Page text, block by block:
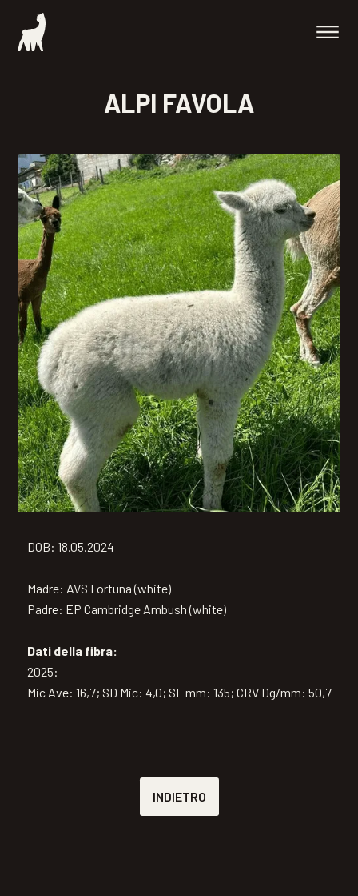
ALPI FAVOLA
DOB: 18.05.2024
Madre: AVS Fortuna (white)
Padre: EP Cambridge Ambush (white)
Dati della fibra:
2025:
Mic Ave: 16,7; SD Mic: 4,0; SL mm: 135; CRV Dg/mm: 50,7
INDIETRO